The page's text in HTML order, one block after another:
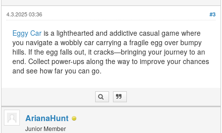
#3
4.3.2025 03:36
Eggy Car is a lighthearted and addictive casual game where
you navigate a wobbly car carrying a fragile egg over bumpy
hills. If the egg falls out, it cracks—bringing your journey to an
end. Collect power-ups along the way to improve your chances
and see how far you can go.
ArianaHunt
Junior Member